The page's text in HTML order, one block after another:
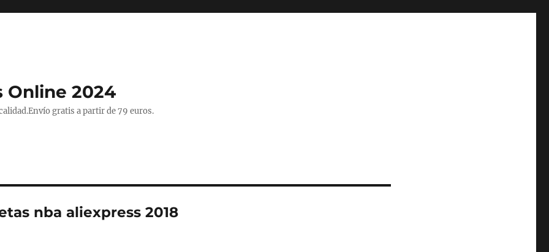
Online 2024
gratis a partir de 79 euros.
nba aliexpress 2018